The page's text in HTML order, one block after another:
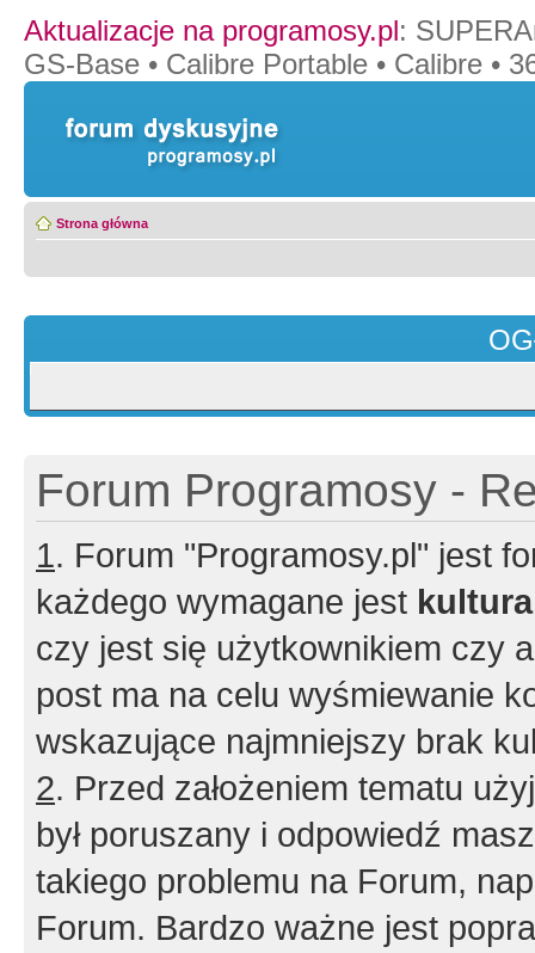
Aktualizacje na programosy.pl:
GS-Base • Calibre Portable • Calibre •
Strona główna
Forum Programosy -
1. Forum "Programosy.pl" jest
każdego wymagane jest
czy jest się użytkownikiem czy
post ma na celu wyśmiewanie
wskazujące najmniejszy brak
2. Przed założeniem tematu
był poruszany i odpowiedź
takiego problemu na Forum,
Forum. Bardzo ważne jest